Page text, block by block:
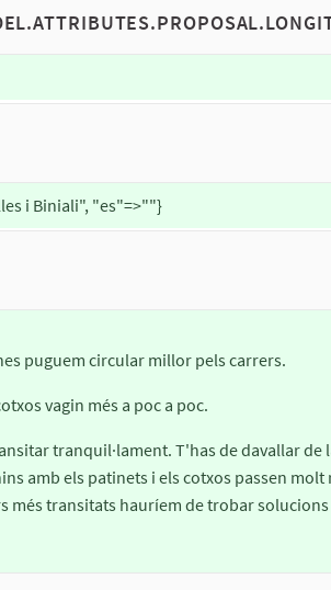
i Biniali", "es"=>""}
puguem circular millor pels carrers.
vagin més a poc a poc.
tranquil·lament. T'has de davallar de
amb els patinets i els cotxos passen molt
més transitats hauríem de trobar